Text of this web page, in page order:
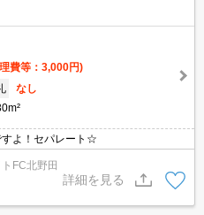
費等：3,000円)
なし
すよ！セパレート☆
FC北野田
詳細を見る